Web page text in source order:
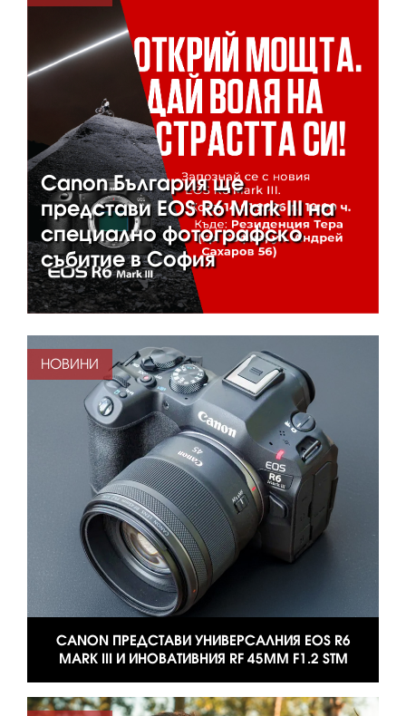
Canon България ще
представи EOS R6 Mark III на
специално фотографско
събитие в София
CANON ПРЕДСТАВИ УНИВЕРСАЛНИЯ EOS R6
MARK III И ИНОВАТИВНИЯ RF 45MM F1.2 STM
НОВИНИ